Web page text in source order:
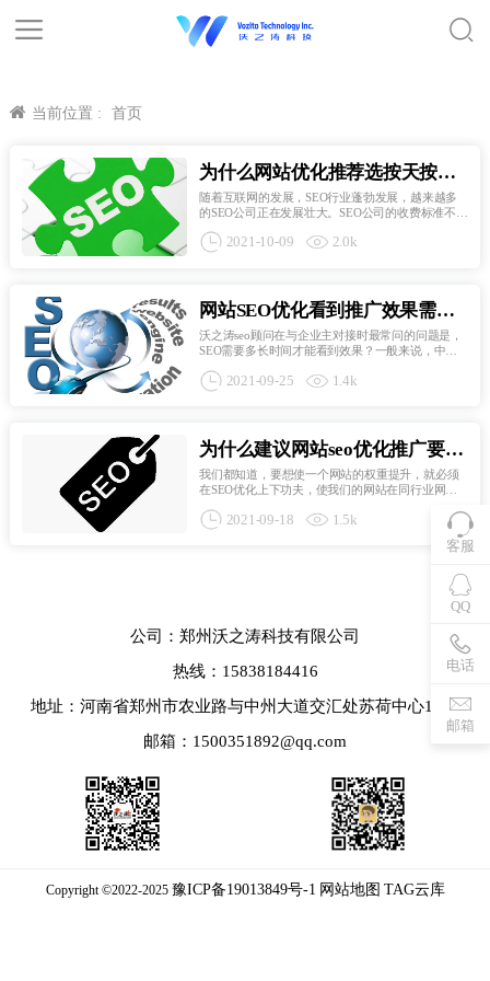
当前位置 : 首页
为什么网站优化推荐选按天按效
果收费的公司？
随着互联网的发展，SEO行业蓬勃发展，越来越多
的SEO公司正在发展壮大。SEO公司的收费标准不
付费、按日付费、按关键字付费、SEO收费标准就
2021-10-09 2.0k
网站SEO优化看到推广效果需要
哪些站内外优化工作输入？
沃之涛seo顾问在与企业主对接时最常问的问题是，
SEO需要多长时间才能看到效果？一般来说，中小
对灵活。虽然效果缓慢，但长期稳定，综合效益
2021-09-25 1.4k
为什么建议网站seo优化推广要适
度？
我们都知道，要想使一个网站的权重提升，就必须
在SEO优化上下功夫，使我们的网站在同行业网站
题。当我们持续不断地做SEO优化工作时，很明
显，日常工作相当被动，在SEO泛滥的今天，很少
2021-09-18
1.5k
客服
QQ
电话
邮箱
公司：郑州沃之涛科技有限公司
热线：15838184416
地址：河南省郑州市农业路与中州大道交汇处苏荷中心1715
邮箱：1500351892@qq.com
Copyright ©2022-2025 豫ICP备19013849号-1 网站地图 TAG云库